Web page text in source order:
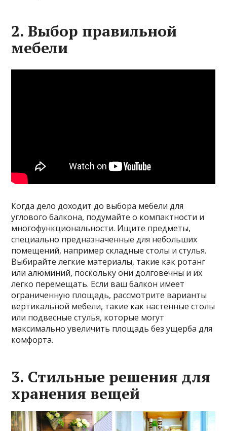
2. Выбор правильной
мебели
Когда дело доходит до выбора мебели для
углового балкона, подумайте о компактности и
многофункциональности. Ищите предметы,
специально предназначенные для небольших
помещений, например складные столы и стулья.
Выбирайте легкие материалы, такие как ротанг
или алюминий, поскольку они долговечны и их
легко перемещать. Если ваш балкон имеет
ограниченную площадь, рассмотрите варианты
вертикальной мебели, такие как настенные столы
или подвесные стулья, которые могут
максимально увеличить площадь без ущерба для
комфорта.
3. Стильные решения для
хранения вещей